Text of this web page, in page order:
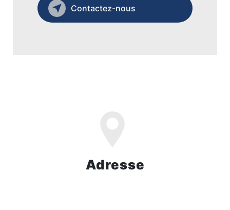
Contactez-nous
Adresse